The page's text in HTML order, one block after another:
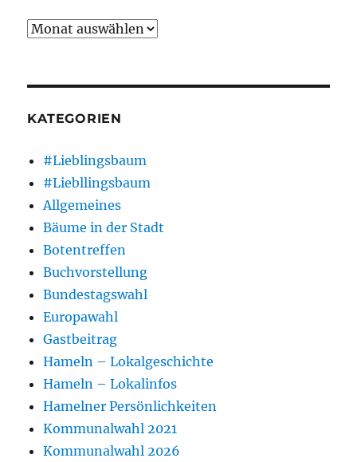
Archiv
KATEGORIEN
#Lieblingsbaum
#Liebllingsbaum
Allgemeines
Bäume in der Stadt
Botentreffen
Buchvorstellung
Bundestagswahl
Europawahl
Gastbeitrag
Hameln – Lokalgeschichte
Hameln – Lokalinfos
Hamelner Persönlichkeiten
Kommunalwahl 2021
Kommunalwahl 2026